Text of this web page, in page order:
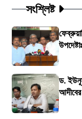
সংশ্লিষ্ট
ড.
আদীবের